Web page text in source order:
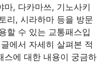
마, 다카마쓰, 기노사키
리, 시라하마 등을 방문
할 수 있는 교통패스입
에서 자세히 살펴본 적
스에 대한 내용이 궁금하